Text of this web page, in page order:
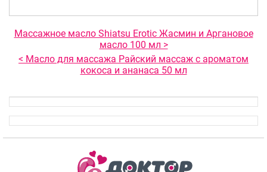
Массажное масло Shiatsu Erotic Жасмин и Аргановое
масло 100 мл >
< Масло для массажа Райский массаж с ароматом
кокоса и ананаса 50 мл